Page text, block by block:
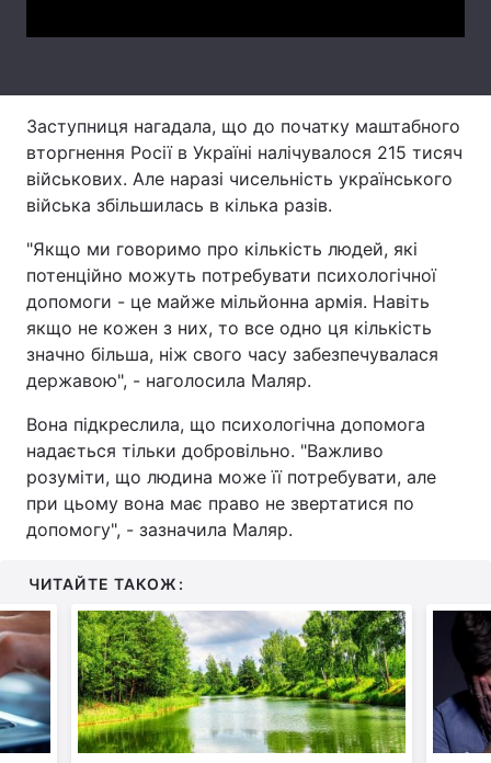
Тема оформлення
Заступниця нагадала, що до початку маштабного
вторгнення Росії в Україні налічувалося 215 тисяч
військових. Але наразі чисельність українського
війська збільшилась в кілька разів.
"Якщо ми говоримо про кількість людей, які
потенційно можуть потребувати психологічної
допомоги - це майже мільйонна армія. Навіть
якщо не кожен з них, то все одно ця кількість
значно більша, ніж свого часу забезпечувалася
державою", - наголосила Маляр.
Вона підкреслила, що психологічна допомога
надається тільки добровільно. "Важливо
розуміти, що людина може її потребувати, але
при цьому вона має право не звертатися по
допомогу", - зазначила Маляр.
ЧИТАЙТЕ ТАКОЖ: